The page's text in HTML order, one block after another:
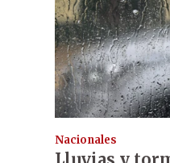
Nacionales